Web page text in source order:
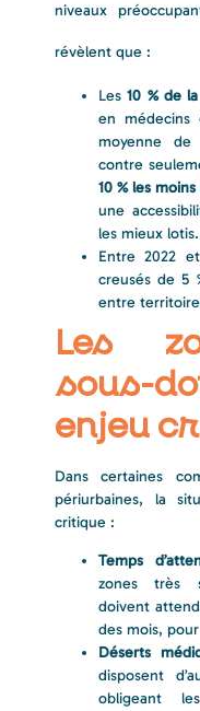
niveaux
révèlent que :
Les10 % de
en médecins
moyenne de
contre
10 % les
une
les mieux lotis.
Entre 2022
creusés de 5
entre
Les
sous-
enjeu
Dans certaines
périurbaines, la
critique :
Temps
zones très
doivent
des mois,
Déserts
disposent
obligeant